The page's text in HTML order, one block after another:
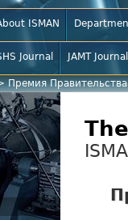
ISMAN
Journal JAMT Journal
Премия